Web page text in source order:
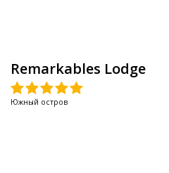
Remarkables Lodge
Южный остров